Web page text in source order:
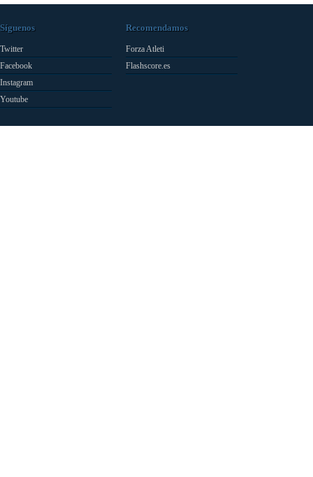
Síguenos
Twitter
Facebook
Instagram
Youtube
Recomendamos
Forza Atleti
Flashscore.es